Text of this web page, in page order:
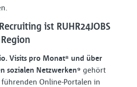
ist RUHR24JOBS
Visits pro Monat⁸ und über
sozialen Netzwerken⁹ gehört
führenden Online-Portalen in